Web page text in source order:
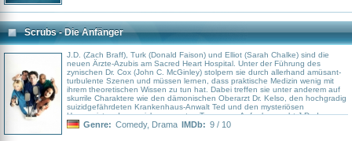
oft ans Unsoziale grenzt, ist House ein herausragender, wenn auch
eigenbrötlerischer Mediziner, dessen unkonventionelle Denkweise und
tadellosen Instinkte ihm großen Respekt eingebracht haben. Er ist nicht nur
Spezialist für Infektionskrankheiten und Nephrologie, sondern auch ein
ausgezeichneter Diagnostiker, der Herausforderungen der medizinischen Art
liebt. Gemeinsam mit seinem Team stellt er sich diesen oft unlösbaren
Aufgaben, um Menschenleben zu retten. House ist definitiv ein Arzt, dem
man als Patient nicht über den Weg laufen möchte, doch die Serie ist dank
ihres bitterbösen Humors jeden der bisher gewonnenen Fernsehpreise wert.
Scrubs - Die Anfänger
J.D. (Zach Braff), Turk (Donald Faison) und Elliot (Sarah Chalke) sind die
neuen Ärzte-Azubis am Sacred Heart Hospital. Unter der Führung des
zynischen Dr. Cox (John C. McGinley) stolpern sie durch allerhand amüsant-
turbulente Szenen und müssen lernen, dass praktische Medizin wenig mit
ihrem theoretischen Wissen zu tun hat. Dabei treffen sie unter anderem auf
skurrile Charaktere wie den dämonischen Oberarzt Dr. Kelso, den hochgradig
suizidgefährdeten Krankenhaus-Anwalt Ted und den mysteriösen
Hausmeister, der es sich vom ersten Tag an zur Aufgabe macht J.D. das
Leben so schwer wie möglich zu machen..
Genre: Comedy, Drama IMDb: 9 / 10